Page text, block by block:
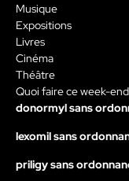
Musique
Expositions
Livres
Cinéma
Théâtre
Quoi faire ce week-end
donormyl sans
lexomil sans
priligy sans